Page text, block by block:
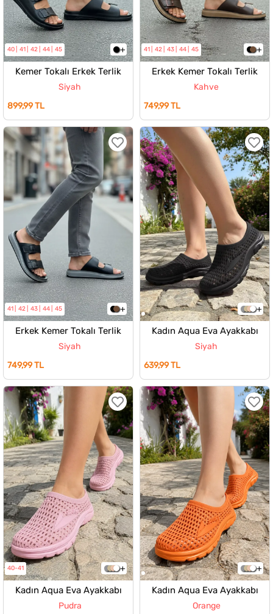
40 41 42 44 45
Kemer Tokalı Erkek Terlik
Siyah
899,99 TL
41 42 43 44 45
Erkek Kemer Tokalı Terlik
Kahve
749,99 TL
41 42 43 44 45
Erkek Kemer Tokalı Terlik
Siyah
749,99 TL
Kadın Aqua Eva Ayakkabı
Siyah
639,99 TL
40-41
Kadın Aqua Eva Ayakkabı
Pudra
Kadın Aqua Eva Ayakkabı
Orange